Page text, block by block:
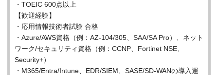
・TOEIC 600点以上
【歓迎経験】
・応用情報技術者試験 合格
・Azure/AWS資格（例：AZ-104/305、SAA/SA Pro）、ネット
ワーク/セキュリティ資格（例：CCNP、Fortinet NSE、
Security+）
・M365/Entra/Intune、EDR/SIEM、SASE/SD-WANの導入運